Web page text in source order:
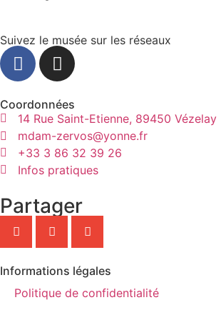
Suivez le musée sur les réseaux
Coordonnées
14 Rue Saint-Etienne, 89450 Vézelay
mdam-zervos@yonne.fr
+33 3 86 32 39 26
Infos pratiques
Partager
Informations légales
Politique de confidentialité